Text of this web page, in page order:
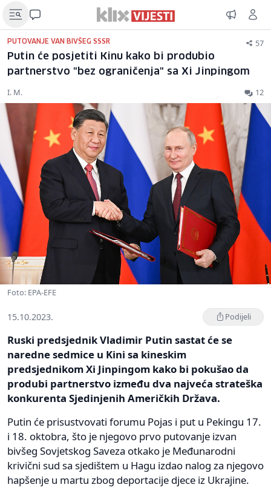
PUTOVANJE VAN BIVŠEG SSSR 57
Putin će posjetiti Kinu kako bi produbio
partnerstvo "bez ograničenja" sa Xi Jinpingom
I. M. 12
Foto: EPA-EFE
15.10.2023. Podijeli
Ruski predsjednik Vladimir Putin sastat će se
naredne sedmice u Kini sa kineskim
predsjednikom Xi Jinpingom kako bi pokušao da
produbi partnerstvo između dva najveća strateška
konkurenta Sjedinjenih Američkih Država.
Putin će prisustvovati forumu Pojas i put u Pekingu 17.
i 18. oktobra, što je njegovo prvo putovanje izvan
bivšeg Sovjetskog Saveza otkako je Međunarodni
krivični sud sa sjedištem u Hagu izdao nalog za njegovo
hapšenje u martu zbog deportacije djece iz Ukrajine.